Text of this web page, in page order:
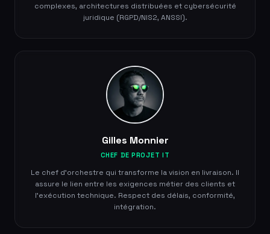
complexes, architectures distribuées et cybersécurité
juridique (RGPD/NIS2, ANSSI).
Gilles Monnier
CHEF DE PROJET IT
Le chef d'orchestre qui transforme la vision en livraison. Il
assure le lien entre les exigences métier des clients et
l'exécution technique. Respect des délais, conformité,
intégration.